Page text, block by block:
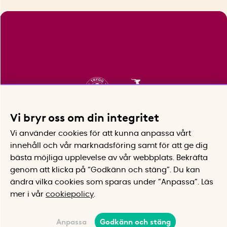
Vi bryr oss om din integritet
Vi använder cookies för att kunna anpassa vårt
innehåll och vår marknadsföring samt för att ge dig
bästa möjliga upplevelse av vår webbplats.
Bekräfta
genom att klicka på “Godkänn och stäng”. Du kan
ändra vilka cookies som sparas under ”Anpassa”.
Läs
mer i vår cookiepolicy
Anpassa Godkänn och stäng